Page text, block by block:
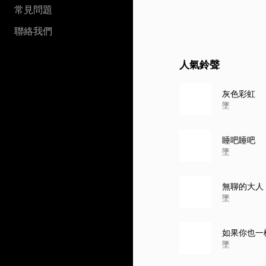
常見問題
聯絡我們
人氣鈴聲
灰色彩虹
墜
睡吧睡吧
墜
無聊的大人
墜
如果你也一
墜